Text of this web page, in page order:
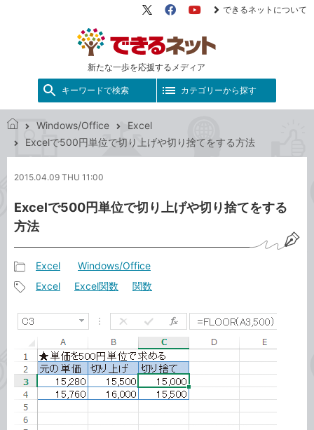
新たな一歩を応援するメディア
X（旧
FacebookYouTube
できるネットについて
キーワードで検索 カテゴリーから探す
で
ネ
ト
Windows/Office
Excel
Excelで500円単位で切り上げや切り捨てをする方法
2015.04.09 THU 11:00
Excelで500円単位で切り上げや切り捨てをする
方法
事
カ
テ
ゴ
リ
Excel Windows/Office
事
タ
グ
Excel Excel関数 関数